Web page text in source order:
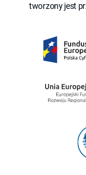
tworzony jest